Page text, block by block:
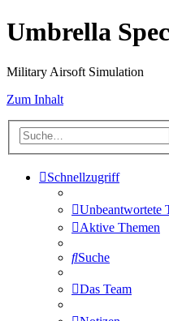
Umbrella
Military Airsoft Simulation
Zum Inhalt
Schnellzugriff
Unbeantwortete
Aktive Themen
Suche
Das Team